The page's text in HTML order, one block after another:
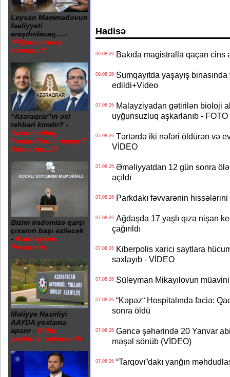
Leysan Məmmədovun
fəaliyyəti
araşdırılacaq….-
Milyonlar necə
xərclənir?
“Azəraqrar”ın əsl
rəhbəri kimdir? -
Nazirin sabiq
komandirinin maaşı 7
dəfə artırılıb?
Bizim iradəmizə qarşı
çıxanın başı əziləcək
- Azərbaycan
Prezidenti
Maliyyə Nazirliyi
AAYDA yoxlama
aparır - Ciddi
yeyintilər aşkarlanıb
Hadisə
09.08.26Bakıda magistralla qaçan cins
09.08.26Sumqayıtda yaşayış
edildi+Video
07.08.26Malayziyadan gətirilən bioloji
uyğunsuzluq aşkarlanıb - FOTO
07.08.26Tərtərdə iki nəfəri öldürən və
VİDEO
07.08.26Əməliyyatdan 12 gün sonra
açıldı
07.08.26Parkdakı fəvvarənin hissələrini
07.08.26Ağdaşda 17 yaşlı qıza nişan
çağırıldı
07.08.26Kiberpolis xarici saytlara
saxlayıb - VİDEO
07.08.26Süleyman Mikayılovun
07.08.26“Kəpəz“ Hospitalında faciə:
sonra öldü
07.08.26Gəncə şəhərində 20 Yanvar
məşəl sönüb (VİDEO)
07.08.26“Tarqovı”dakı yanğın